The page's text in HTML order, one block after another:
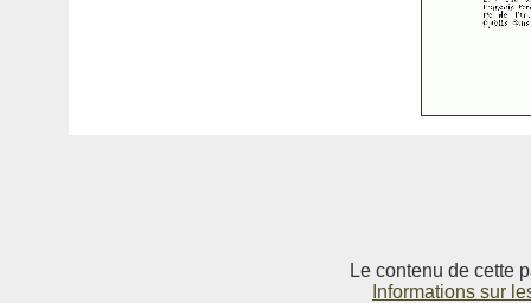
Le contenu de cette
Informations sur